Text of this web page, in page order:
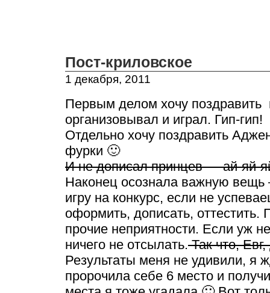
Пост-криловское
1 декабря, 2011
Первым делом хочу поздравить
организовывал и играл. Гип-гип!
Отдельно хочу поздравить
фурки 🙂
И не дописал принцев — ай-яй-
Наконец осознала важную вещь
игру на конкурс, если не
оформить, дописать, оттестить.
прочие неприятности. Если уж
ничего не отсылать.Так что,
Результаты меня не удивили, я
пророчила себе 6 место и